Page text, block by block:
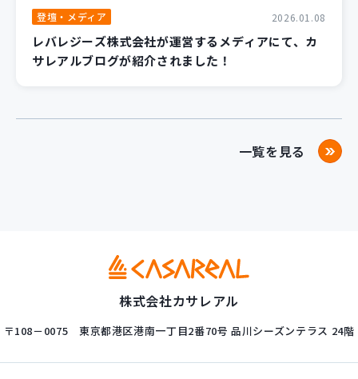
登壇・メディア 2026.01.08
レバレジーズ株式会社が運営するメディアにて、カ
サレアルブログが紹介されました！
一覧を見る
株式会社カサレアル
〒108－0075 東京都港区港南一丁目2番70号 品川シーズンテラス 24階